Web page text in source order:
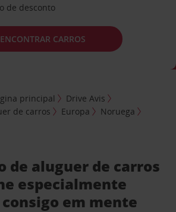
de desconto
ENCONTRAR CARROS
principal
Drive Avis
de carros
Europa
Noruega
de aluguer de carros
especialmente
em mente